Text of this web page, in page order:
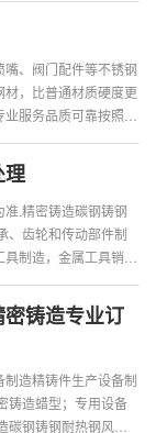
、阀门配件等不锈钢
，比普通材质硬度更
服务品质可靠按照交
理
.精密铸造碳钢铸钢
、齿轮和传动部件制
制造，金属工具销
铸造专业订
造精铸件生产设备制
铸造蜡型；专用设备
钢铸钢耐热钢风帽